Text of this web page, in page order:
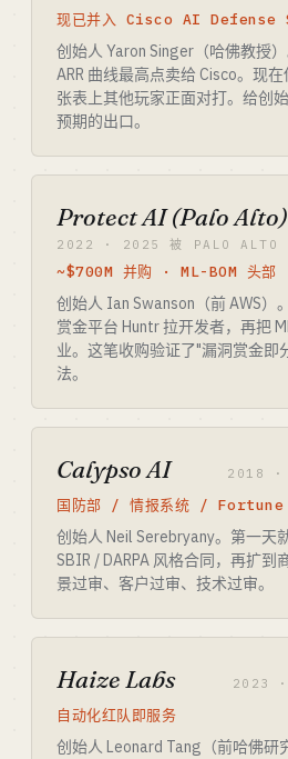
现已并入 Cisco AI
创始人 Yaron Singer（哈佛教授
ARR 曲线最高点卖给 Cisco。现
张表上其他玩家正面对打。给创
预期的出口。
Protect AI (Palo Alto)
2022 · 2025 被 PALO ALTO
~$700M 并购 · ML-BOM 头部
创始人 Ian Swanson（前 AWS）
赏金平台 Huntr 拉开发者，再把
业。这笔收购验证了"漏洞赏金即
法。
Calypso AI 2018 ·
国防部 / 情报系统 /
创始人 Neil Serebryany。第一天
SBIR / DARPA 风格合同，再扩到
景过审、客户过审、技术过审。
Haize Labs 2023
自动化红队即服务
创始人 Leonard Tang（前哈佛研